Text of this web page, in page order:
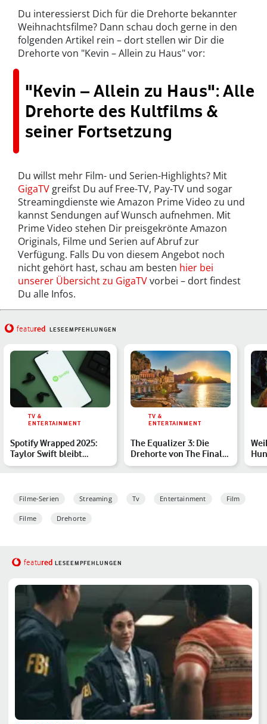
Du interessierst Dich für die Drehorte bekannter
Weihnachtsfilme? Dann schau doch gerne in den
folgenden Artikel rein – dort stellen wir Dir die
Drehorte von "Kevin – Allein zu Haus" vor:
"Kevin – Allein zu Haus": Alle
Drehorte des Kultfilms &
seiner Fortsetzung
Du willst mehr Film- und Serien-Highlights? Mit
GigaTV greifst Du auf Free-TV, Pay-TV und sogar
Streamingdienste wie Amazon Prime Video zu und
kannst Sendungen auf Wunsch aufnehmen. Mit
Prime Video stehen Dir preisgekrönte Amazon
Originals, Filme und Serien auf Abruf zur
Verfügung. Falls Du von diesem Angebot noch
nicht gehört hast, schau am besten hier bei
unserer Übersicht zu GigaTVvorbei – dort findest
Du alle Infos.
featured LESEEMPFEHLUNGEN
TV &
ENTERTAINMENT
Spotify Wrapped 2025:
Taylor Swift bleibt
Nummer 1 – zumindest
TV &
ENTERTAINMENT
The Equalizer 3: Die
Drehorte von The Final
Chapter
Filme-Serien Streaming Tv Entertainment Film
Filme Drehorte
featured LESEEMPFEHLUNGEN